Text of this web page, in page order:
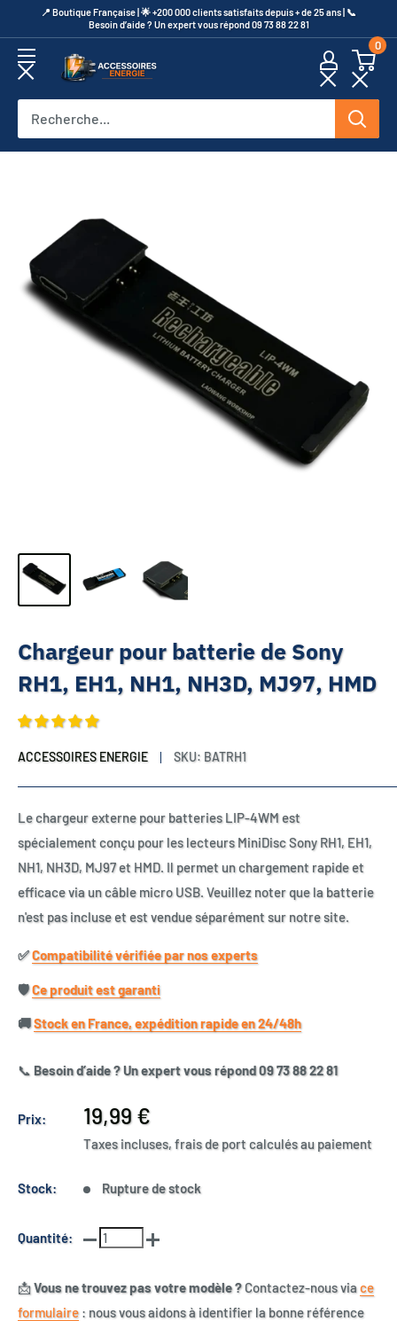
au
contenu
​📍​ Boutique Française | 🌟 +200 000 clients satisfaits depuis + de 25 ans | 📞​
Besoin d’aide ? Un expert vous répond 09 73 88 22 81
Accessoires
0
Chargeur pour batterie de Sony
RH1, EH1, NH1, NH3D, MJ97, HMD
ACCESSOIRES ENERGIE SKU: BATRH1
Le chargeur externe pour batteries LIP-4WM est
spécialement conçu pour les lecteurs MiniDisc Sony RH1, EH1,
NH1, NH3D, MJ97 et HMD. Il permet un chargement rapide et
efficace via un câble micro USB. Veuillez noter que la batterie
n'est pas incluse et est vendue séparément sur notre site.
✅​Compatibilité vérifiée par nos experts
🛡️​Ce produit est garanti
🚚​Stock en France, expédition rapide en 24/48h
📞 Besoin d’aide ? Un expert vous répond 09 73 88 22 81
Prix:
Prix
réduit
19,99 €
Taxes incluses, frais de port calculés au paiement
Stock: Rupture de stock
Quantité:
📩Vous ne trouvez pas votre modèle ?Contactez-nous viace
formulaire : nous vous aidons à identifier la bonne référence